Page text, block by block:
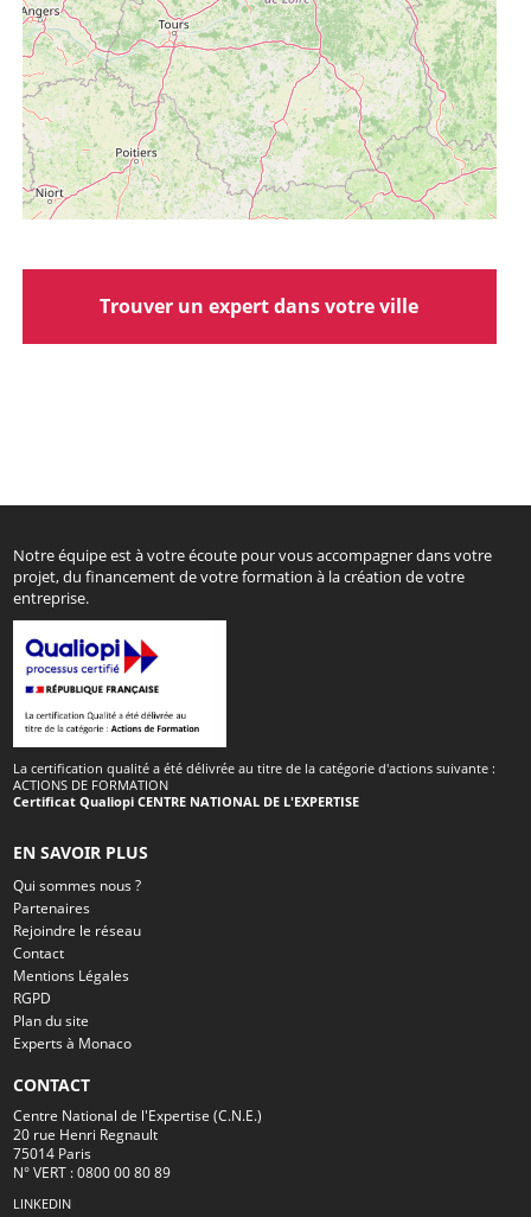
Trouver un expert dans votre ville
Notre équipe est à votre écoute pour vous accompagner dans votre
projet, du financement de votre formation à la création de votre
entreprise.
La certification qualité a été délivrée au titre de la catégorie d'actions suivante :
ACTIONS DE FORMATION
Certificat Qualiopi CENTRE NATIONAL DE L'EXPERTISE
EN SAVOIR PLUS
Qui sommes nous ?
Partenaires
Rejoindre le réseau
Contact
Mentions Légales
RGPD
Plan du site
Experts à Monaco
CONTACT
Centre National de l'Expertise (C.N.E.)
20 rue Henri Regnault
75014 Paris
N° VERT : 0800 00 80 89
LINKEDIN